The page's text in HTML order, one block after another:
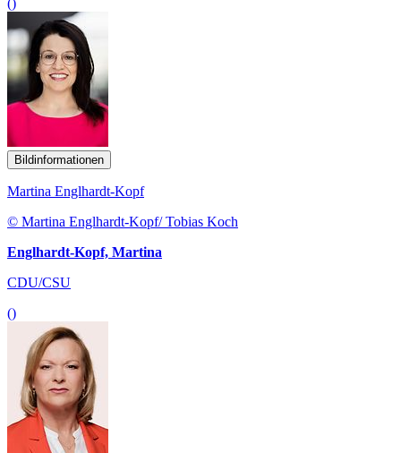
Bildinformationen
Martina Englhardt-Kopf
© Martina Englhardt-Kopf/ Tobias Koch
Englhardt-Kopf, Martina
CDU/CSU
()